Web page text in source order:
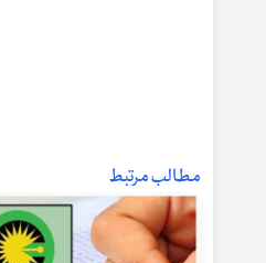
مطالب مرتبط